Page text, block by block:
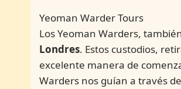
Yeoman Warder Tours
Los Yeoman Warders,
Londres. Estos custodios,
excelente manera de
Warders nos guían a través